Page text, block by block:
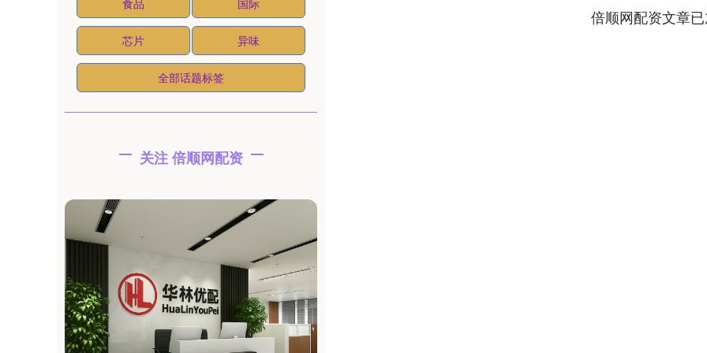
倍顺网配资文章
芯片 异味
全部话题标签
关注 倍顺网配资